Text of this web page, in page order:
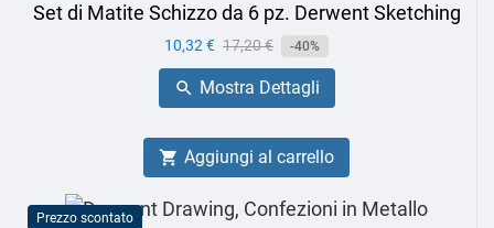
Set di Matite Schizzo da 6 pz. Derwent Sketching
Prezzo
10,32 € Prezzo
base
17,20 € -40%
 Mostra Dettagli
 Aggiungi al carrello
Prezzo scontato